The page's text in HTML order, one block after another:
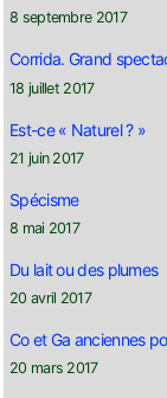
8 septembre 2017
Corrida. Grand
18 juillet 2017
Est-ce « Naturel ? »
21 juin 2017
Spécisme
8 mai 2017
Du lait ou des plumes
20 avril 2017
Co et Ga anciennes
20 mars 2017